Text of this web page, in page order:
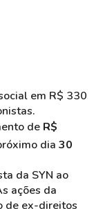
em R$ 330
de R$
dia 30
da SYN ao
ações da
de ex-direitos